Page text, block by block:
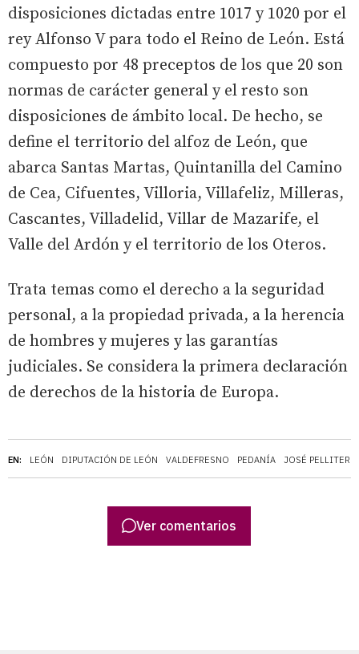
EN: LEÓN DIPUTACIÓN DE LEÓN VALDEFRESNO PEDANÍA JOSÉ PELLITERO
disposiciones dictadas entre 1017 y 1020 por el
rey Alfonso V para todo el Reino de León. Está
compuesto por 48 preceptos de los que 20 son
normas de carácter general y el resto son
disposiciones de ámbito local. De hecho, se
define el territorio del alfoz de León, que
abarca Santas Martas, Quintanilla del Camino
de Cea, Cifuentes, Villoria, Villafeliz, Milleras,
Cascantes, Villadelid, Villar de Mazarife, el
Valle del Ardón y el territorio de los Oteros.
Trata temas como el derecho a la seguridad
personal, a la propiedad privada, a la herencia
de hombres y mujeres y las garantías
judiciales. Se considera la primera declaración
de derechos de la historia de Europa.
Ver comentarios